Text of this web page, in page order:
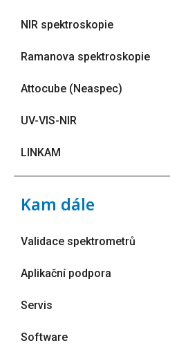
NIR spektroskopie
Ramanova spektroskopie
Attocube (Neaspec)
UV-VIS-NIR
LINKAM
Kam dále
Validace spektrometrů
Aplikační podpora
Servis
Software